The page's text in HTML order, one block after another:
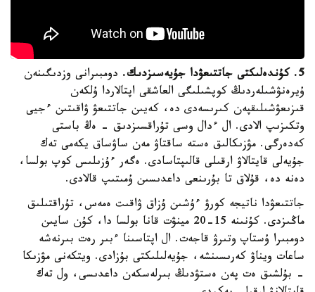
5. كۇندەلىكتى جاتتىعۋدا جۇيەسىزدىك.
دومبىرانى وزدىگىنەن
ۇيرەنۋشىلەردىڭ كوپشىلىگى العاشقى اپتالاردا ۇلكەن
قىزىعۋشىلىقپەن كىرىسەدى دە، كەيىن جاتتىعۋ ۋاقىتىن ءجيى
وتكىزىپ الادى. ال ءدال وسى تۇراقسىزدىق - ەڭ باستى
كەدەرگى. مۋزىكالىق ەستە ساقتاۋ مەن ساۋساق يكەمى تەك
جۇيەلى قايتالاۋ ارقىلى قالىپتاسادى. ەگەر ءۇزىلىس كوپ بولسا،
دەنە دە، قۇلاق تا بۇرىنعى داعدىسىن ۇمىتىپ قالادى.
جاتتىعۋدا ناتيجە كورۋ ءۇشىن ۇزاق ۋاقىت ەمەس، تۇراقتىلىق
ماڭىزدى. كۇنىنە 15-20 مينۋت قانا بولسا دا، كۇن سايىن
دومبىرا ۇستاپ وتىرۋ قاجەت. ال اپتاسىنا ءبىر رەت بىرنەشە
ساعات ويناۋ كەرىسىنشە، جۇيەلىلىكتى بۇزادى. ويتكەنى مۋزىكا
- بۇلشىق ەت پەن ەستۋدىڭ بىرلەسكەن داعدىسى، ول تەك